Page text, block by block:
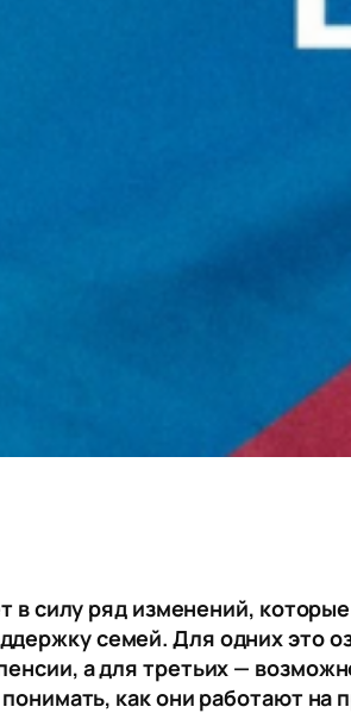
в силу ряд изменений,
семей. Для одних это
а для третьих —
как они работают на